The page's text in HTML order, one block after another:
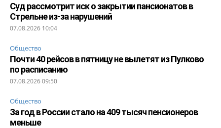
Суд рассмотрит иск о закрытии пансионатов в
Стрельне из-за нарушений
07.08.2026 10:04
Общество
Почти 40 рейсов в пятницу не вылетят из Пулково
по расписанию
07.08.2026 09:50
Общество
За год в России стало на 409 тысяч пенсионеров
меньше